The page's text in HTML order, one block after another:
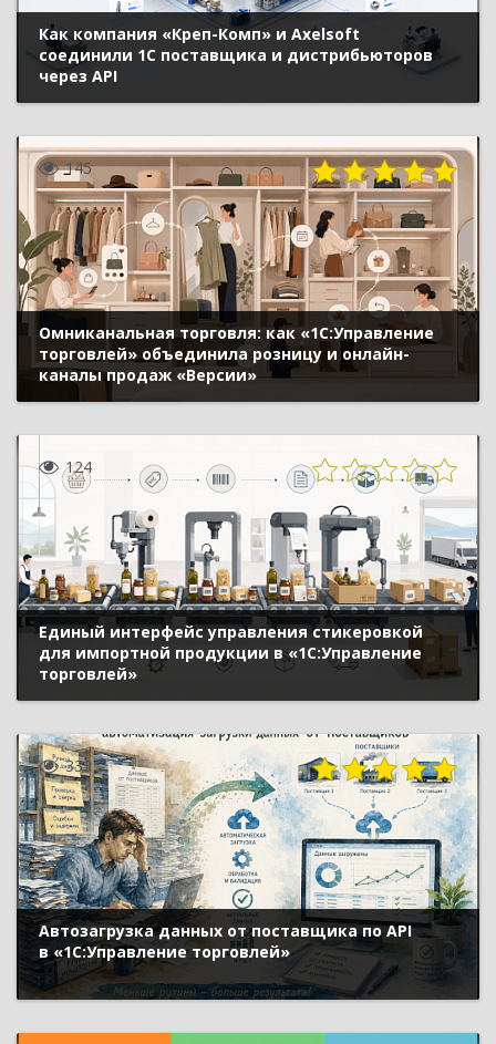
Как компания «Креп-Комп» и Axelsoft
соединили 1С поставщика и дистрибьюторов
через API
145
Омниканальная торговля: как «1С:Управление
торговлей» объединила розницу и онлайн-
каналы продаж «Версии»
124
Единый интерфейс управления стикеровкой
для импортной продукции в «1С:Управление
торговлей»
333
Автозагрузка данных от поставщика по API
в «1С:Управление торговлей»